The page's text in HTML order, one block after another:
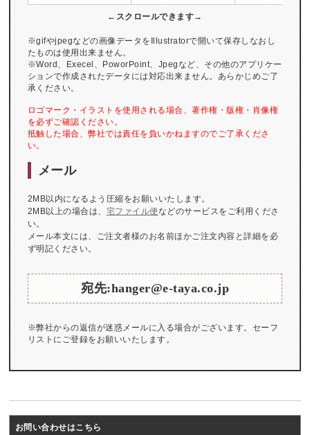
※gifやjpegなどの画像データをIllustratorで開いて保存しなおし
たものは使用出来ません。
※Word、Execel、PoworPoint、Jpegなど、その他のアプリケー
ションで作成されたデータには対応出来ません。あらかじめご了
承ください。
ロゴマーク・イラストを使用される場合、著作権・版権・肖像権
を必ずご確認ください。
抵触した場合、弊社では責任を負いかねますのでご了承くださ
い。
メール
2MB以内になるよう圧縮をお願いいたします。
2MB以上の場合は、 宅ファイル便などのサービスをご利用くださ
い。
メール本文には、ご注文者様のお名前ほかご注文内容と詳細を必
ず明記ください。
宛先:hanger@e-taya.co.jp
※弊社からの返信が迷惑メールに入る場合がございます。セーフ
リストにご登録をお願いいたします。
お問い合わせはこちら